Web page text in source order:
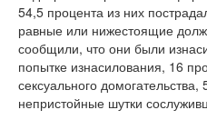
54,5 процента из них
равные или нижестоящие
сообщили, что они были
попытке изнасилования, 16
сексуального
непристойные шутки